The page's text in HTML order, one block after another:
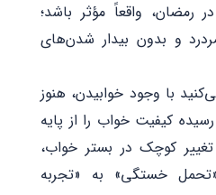
رمضان، واقعاً مؤثر باشد؛
و بدون بیدار شدن‌های
با وجود خوابیدن، هنوز
کیفیت خواب را از پایه
کوچک در بستر خواب،
خستگی» به «تجربه